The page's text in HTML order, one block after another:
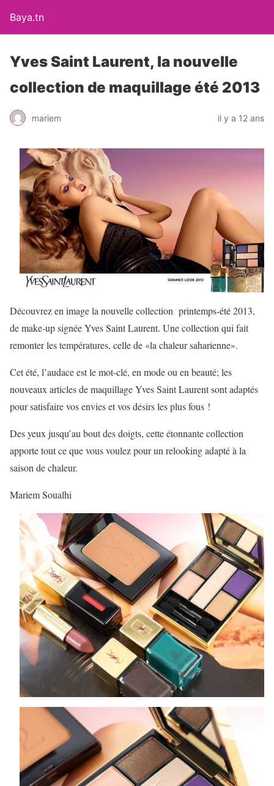
Baya.tn
Yves Saint Laurent, la nouvelle
collection de maquillage été 2013
mariem il y a 12 ans
Découvrez en image la nouvelle collection printemps-été 2013,
de make-up signée Yves Saint Laurent. Une collection qui fait
remonter les températures, celle de «la chaleur saharienne».
Cet été, l’audace est le mot-clé, en mode ou en beauté; les
nouveaux articles de maquillage Yves Saint Laurent sont adaptés
pour satisfaire vos envies et vos désirs les plus fous !
Des yeux jusqu’au bout des doigts, cette étonnante collection
apporte tout ce que vous voulez pour un relooking adapté à la
saison de chaleur.
Mariem Soualhi